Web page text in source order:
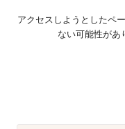
アクセスしようとしたペ
ない可能性があ